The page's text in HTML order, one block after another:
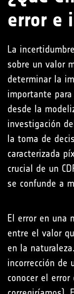
error e
La
sobre un valor
determinar la
importante
desde la
investigación
la toma de
caracterizada
crucial de un
se confunde a
El error en una
entre el valor
en la
incorrección de
conocer el